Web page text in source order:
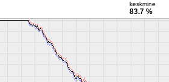
keskmine
83.7 %